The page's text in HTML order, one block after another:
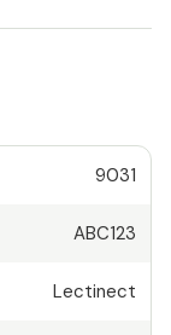
9031
ABC123
Lectinect